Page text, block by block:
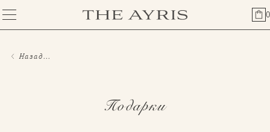
0
Назад...
Подарки